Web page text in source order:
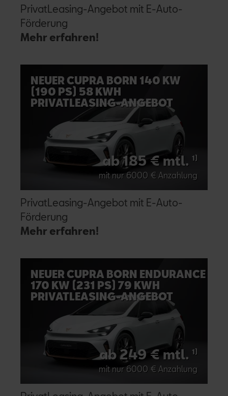
PrivatLeasing-Angebot mit E-Auto-
Förderung
Mehr erfahren!
NEUER CUPRA BORN 140 KW
(190 PS) 58 KWH
PRIVATLEASING-ANGEBOT
ab 185 € mtl. 1)
mit nur 6000 € Anzahlung
PrivatLeasing-Angebot mit E-Auto-
Förderung
Mehr erfahren!
NEUER CUPRA BORN ENDURANCE
170 KW (231 PS) 79 KWH
PRIVATLEASING-ANGEBOT
ab 249 € mtl. 1)
mit nur 6000 € Anzahlung